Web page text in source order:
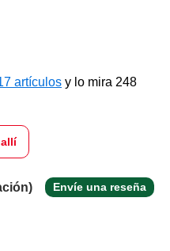
artículos y lo mira 248
Envíe una reseña